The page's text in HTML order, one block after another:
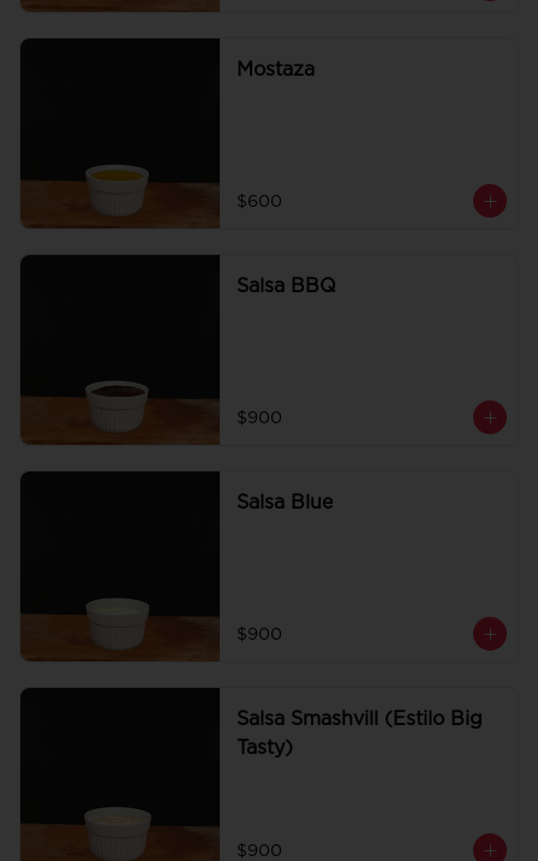
Mostaza
$600
Salsa BBQ
$900
Salsa Blue
$900
Salsa Smashvill (Estilo Big
Tasty)
$900